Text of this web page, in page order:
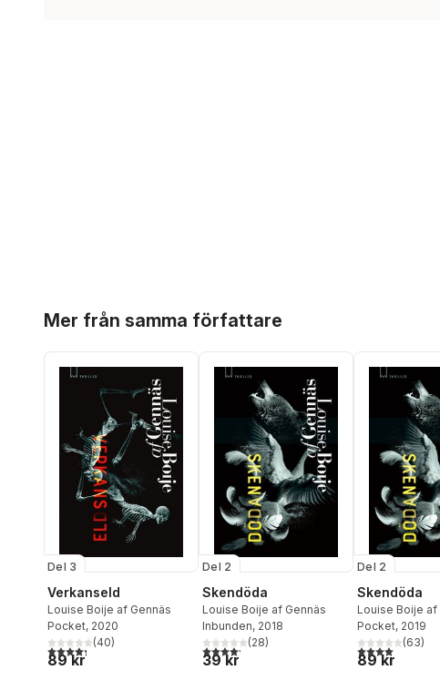
Mer från samma författare
Del 3
Verkanseld
Louise Boije af Gennäs
Pocket, 2020
4,3utav 5 stjärnor. Totalt antal röster:
(40)
89 kr
Del 2
Skendöda
Louise Boije af Gennäs
Inbunden, 2018
4,2utav 5 stjärnor. Totalt antal röster:
(28)
39 kr
Del 2
Skendöda
Louise Boije af
Pocket, 2019
4,0utav 5(63)
89 kr